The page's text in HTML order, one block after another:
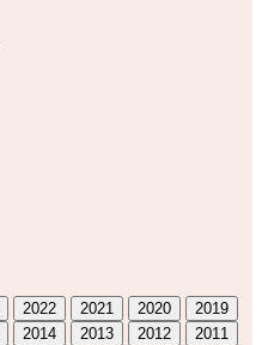
2022 2021 2020
2019
2014 2013 2012
2011